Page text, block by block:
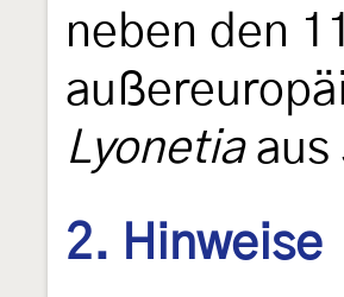
neben den
Lyonetiaaus
2. Hinweise